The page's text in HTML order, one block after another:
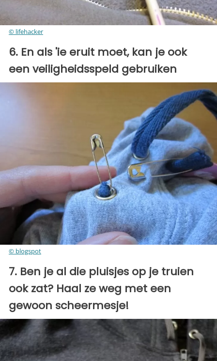
© lifehacker
6. En als 'ie eruit moet, kan je ook
een veiligheidsspeld gebruiken
© blogspot
7. Ben je al die pluisjes op je truien
ook zat? Haal ze weg met een
gewoon scheermesje!